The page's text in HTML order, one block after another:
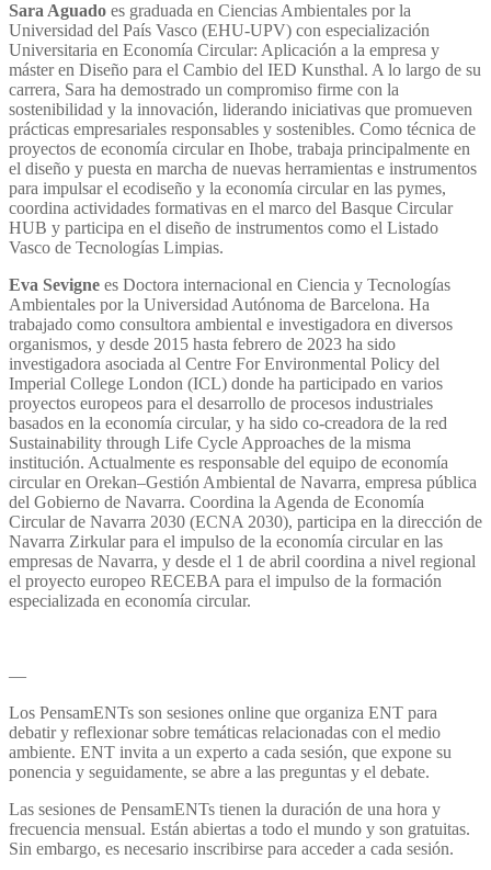
Sara Aguado es graduada en Ciencias Ambientales por la
Universidad del País Vasco (EHU-UPV) con especialización
Universitaria en Economía Circular: Aplicación a la empresa y
máster en Diseño para el Cambio del IED Kunsthal. A lo largo de su
carrera, Sara ha demostrado un compromiso firme con la
sostenibilidad y la innovación, liderando iniciativas que promueven
prácticas empresariales responsables y sostenibles. Como técnica de
proyectos de economía circular en Ihobe, trabaja principalmente en
el diseño y puesta en marcha de nuevas herramientas e instrumentos
para impulsar el ecodiseño y la economía circular en las pymes,
coordina actividades formativas en el marco del Basque Circular
HUB y participa en el diseño de instrumentos como el Listado
Vasco de Tecnologías Limpias.
Eva Sevigne es Doctora internacional en Ciencia y Tecnologías
Ambientales por la Universidad Autónoma de Barcelona. Ha
trabajado como consultora ambiental e investigadora en diversos
organismos, y desde 2015 hasta febrero de 2023 ha sido
investigadora asociada al Centre For Environmental Policy del
Imperial College London (ICL) donde ha participado en varios
proyectos europeos para el desarrollo de procesos industriales
basados en la economía circular, y ha sido co-creadora de la red
Sustainability through Life Cycle Approaches de la misma
institución. Actualmente es responsable del equipo de economía
circular en Orekan–Gestión Ambiental de Navarra, empresa pública
del Gobierno de Navarra. Coordina la Agenda de Economía
Circular de Navarra 2030 (ECNA 2030), participa en la dirección de
Navarra Zirkular para el impulso de la economía circular en las
empresas de Navarra, y desde el 1 de abril coordina a nivel regional
el proyecto europeo RECEBA para el impulso de la formación
especializada en economía circular.
—
Los PensamENTs son sesiones online que organiza ENT para
debatir y reflexionar sobre temáticas relacionadas con el medio
ambiente. ENT invita a un experto a cada sesión, que expone su
ponencia y seguidamente, se abre a las preguntas y el debate.
Las sesiones de PensamENTs tienen la duración de una hora y
frecuencia mensual. Están abiertas a todo el mundo y son gratuitas.
Sin embargo, es necesario inscribirse para acceder a cada sesión.